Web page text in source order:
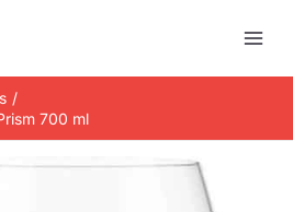
700 ml